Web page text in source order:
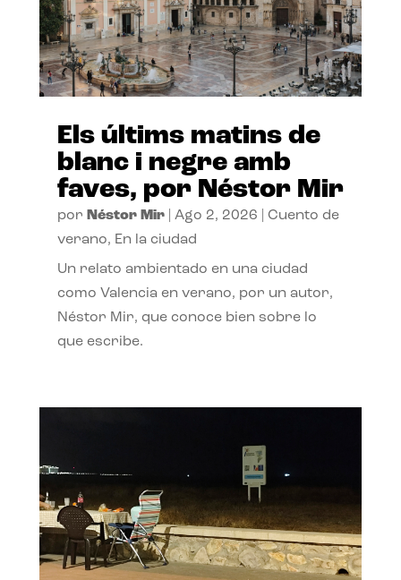
Els últims matins de
blanc i negre amb
faves, por Néstor Mir
por Néstor Mir| Ago 2, 2026
Cuento de
verano, En la ciudad
Un relato ambientado en una ciudad
como Valencia en verano, por un autor,
Néstor Mir, que conoce bien sobre lo
que escribe.